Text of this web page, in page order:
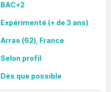
BAC+2
Expérimenté (+ de 3 ans)
Arras (62), France
Selon profil
Dès que possible